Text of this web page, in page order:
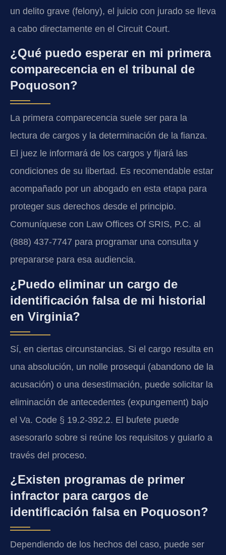
un delito grave (felony), el juicio con jurado se lleva
a cabo directamente en el Circuit Court.
¿Qué puedo esperar en mi primera
comparecencia en el tribunal de
Poquoson?
La primera comparecencia suele ser para la
lectura de cargos y la determinación de la fianza.
El juez le informará de los cargos y fijará las
condiciones de su libertad. Es recomendable estar
acompañado por un abogado en esta etapa para
proteger sus derechos desde el principio.
Comuníquese con Law Offices Of SRIS, P.C. al
(888) 437-7747 para programar una consulta y
prepararse para esa audiencia.
¿Puedo eliminar un cargo de
identificación falsa de mi historial
en Virginia?
Sí, en ciertas circunstancias. Si el cargo resulta en
una absolución, un nolle prosequi (abandono de la
acusación) o una desestimación, puede solicitar la
eliminación de antecedentes (expungement) bajo
el Va. Code § 19.2-392.2. El bufete puede
asesorarlo sobre si reúne los requisitos y guiarlo a
través del proceso.
¿Existen programas de primer
infractor para cargos de
identificación falsa en Poquoson?
Dependiendo de los hechos del caso, puede ser